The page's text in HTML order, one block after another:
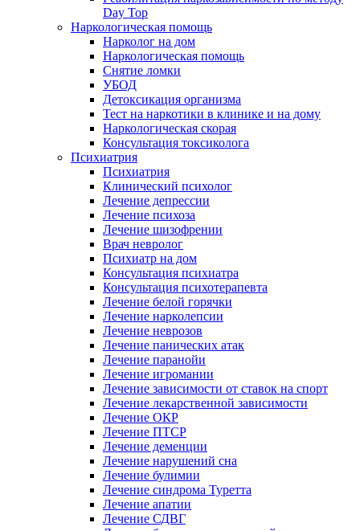
Day Top
Наркологическая помощь
Нарколог на дом
Наркологическая помощь
Снятие ломки
УБОД
Детоксикация организма
Тест на наркотики в клинике и на дому
Наркологическая скорая
Консультация токсиколога
Психиатрия
Психиатрия
Клинический психолог
Лечение депрессии
Лечение психоза
Лечение шизофрении
Врач невролог
Психиатр на дом
Консультация психиатра
Консультация психотерапевта
Лечение белой горячки
Лечение нарколепсии
Лечение неврозов
Лечение панических атак
Лечение паранойи
Лечение игромании
Лечение зависимости от ставок на спорт
Лечение лекарственной зависимости
Лечение ОКР
Лечение ПТСР
Лечение деменции
Лечение нарушений сна
Лечение булимии
Лечение синдрома Туретта
Лечение апатии
Лечение СДВГ